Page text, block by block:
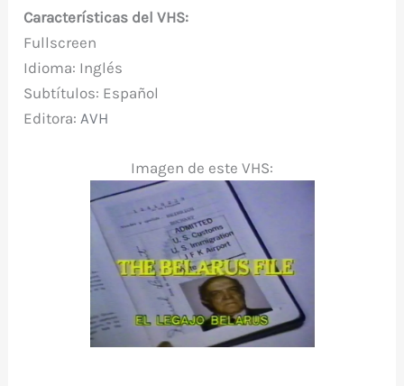
Características del VHS:
Fullscreen
Idioma: Inglés
Subtítulos: Español
Editora: AVH
Imagen de este VHS: